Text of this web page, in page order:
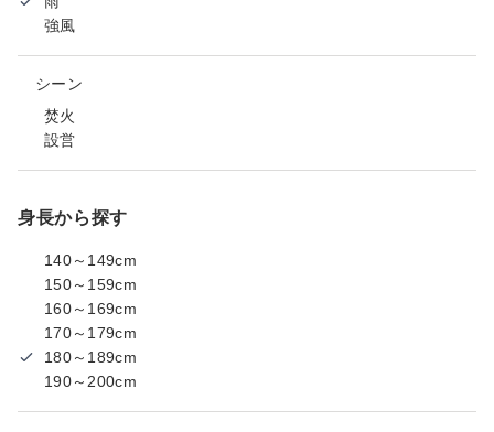
強風
シーン
焚火
設営
身長から探す
140～149cm
150～159cm
160～169cm
170～179cm
180～189cm
190～200cm